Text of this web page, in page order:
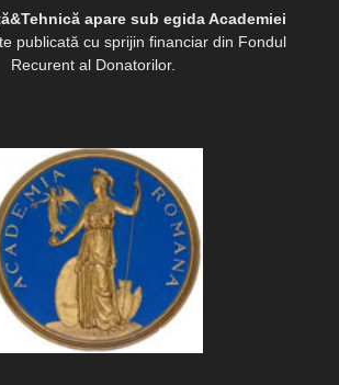
apare sub egida Academiei
publicată cu sprijin financiar din Fondul
Recurent al Donatorilor.